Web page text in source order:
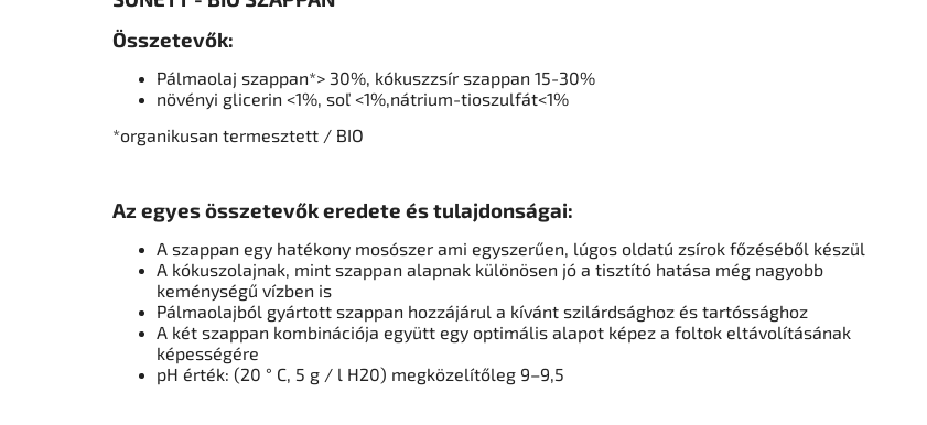
Összetevők:
Pálmaolaj szappan*> 30%, kókuszzsír szappan 15-30%
növényi glicerin <1%, soľ <1%,nátrium-tioszulfát<1%
*organikusan termesztett / BIO
Az egyes összetevők eredete és tulajdonságai:
A szappan egy hatékony mosószer ami egyszerűen, lúgos oldatú zsírok főzéséből készül
A kókuszolajnak, mint szappan alapnak különösen jó a tisztító hatása még nagyobb
keménységű vízben is
Pálmaolajból gyártott szappan hozzájárul a kívánt szilárdsághoz és tartóssághoz
A két szappan kombinációja együtt egy optimális alapot képez a foltok eltávolításának
képességére
pH érték: (20 ° C, 5 g / l H20) megközelítőleg 9–9,5